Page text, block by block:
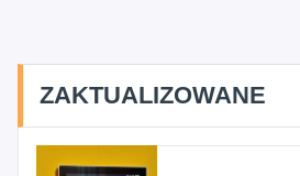
ZAKTUALIZOWANE